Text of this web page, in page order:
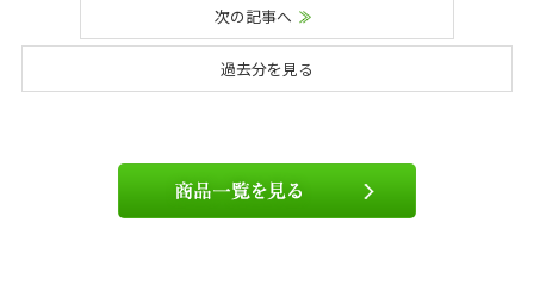
次の記事へ
過去分を見る